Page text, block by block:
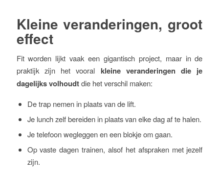
Kleine veranderingen, groot
effect
Fit worden lijkt vaak een gigantisch project, maar in de
praktijk zijn het vooral kleine veranderingen die je
dagelijks volhoudtdie het verschil maken:
De trap nemen in plaats van de lift.
Je lunch zelf bereiden in plaats van elke dag af te halen.
Je telefoon wegleggen en een blokje om gaan.
Op vaste dagen trainen, alsof het afspraken met jezelf
zijn.